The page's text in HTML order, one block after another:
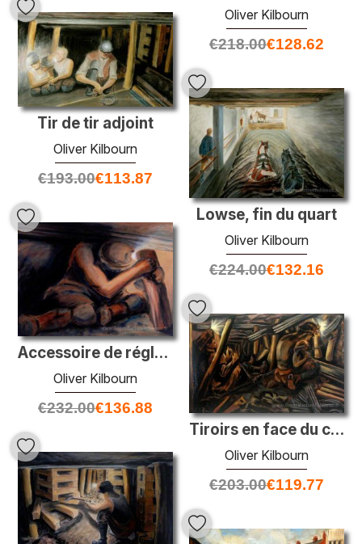
Oliver Kilbourn
€218.00€128.62
Tir de tir adjoint
Oliver Kilbourn
€193.00€113.87
Lowse, fin du quart
Oliver Kilbourn
€224.00€132.16
Accessoire de réglage de mineurs en couture basse
Oliver Kilbourn
€232.00€136.88
Tiroirs en face du charbon
Oliver Kilbourn
€203.00€119.77